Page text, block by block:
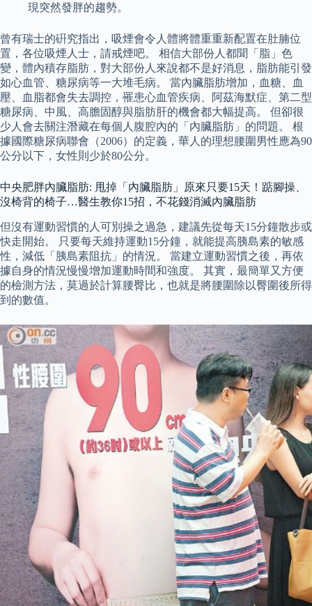
現突然發胖的趨勢。
曾有瑞士的硏究指出，吸煙會令人體將體重重新配置在肚腩位
置，各位吸煙人士，請戒煙吧。 相信大部份人都聞「脂」色
變，體內積存脂肪，對大部份人來說都不是好消息，脂肪能引發
如心血管、糖尿病等一大堆毛病。 當內臟脂肪增加，血糖、血
壓、血脂都會失去調控，罹患心血管疾病、阿茲海默症、第二型
糖尿病、中風、高膽固醇與脂肪肝的機會都大幅提高。 但卻很
少人會去關注潛藏在每個人腹腔內的「內臟脂肪」的問題。 根
據國際糖尿病聯會（2006）的定義，華人的理想腰圍男性應為90
公分以下，女性則少於80公分。
中央肥胖內臟脂肪: 甩掉「內臟脂肪」原來只要15天！踮腳操、
沒椅背的椅子…醫生教你15招，不花錢消滅內臟脂肪
但沒有運動習慣的人可別操之過急，建議先從每天15分鐘散步或
快走開始。 只要每天維持運動15分鐘，就能提高胰島素的敏感
性，減低「胰島素阻抗」的情況。 當建立運動習慣之後，再依
據自身的情況慢慢增加運動時間和強度。 其實，最簡單又方便
的檢測方法，莫過於計算腰臀比，也就是將腰圍除以臀圍後所得
到的數值。